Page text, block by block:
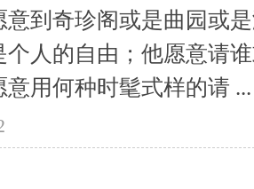
意到奇珍阁或是曲园或
个人的自由；他愿意请
用何种时髦式样的请 ...